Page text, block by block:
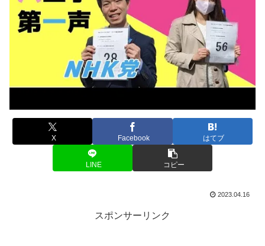
X Facebook はてブ
LINE コピー
2023.04.16
スポンサーリンク